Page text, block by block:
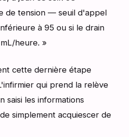
de tension — seuil d'appel
à 95 ou si le drain
heure. »
cette dernière étape
qui prend la relève
saisi les informations
simplement acquiescer de